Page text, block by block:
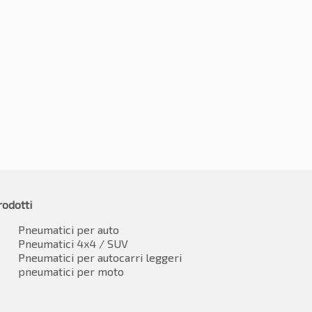
84T
Pneumatici per auto
Pneumatici 4x4 / SUV
Pneumatici per autocarri leggeri
pneumatici per moto